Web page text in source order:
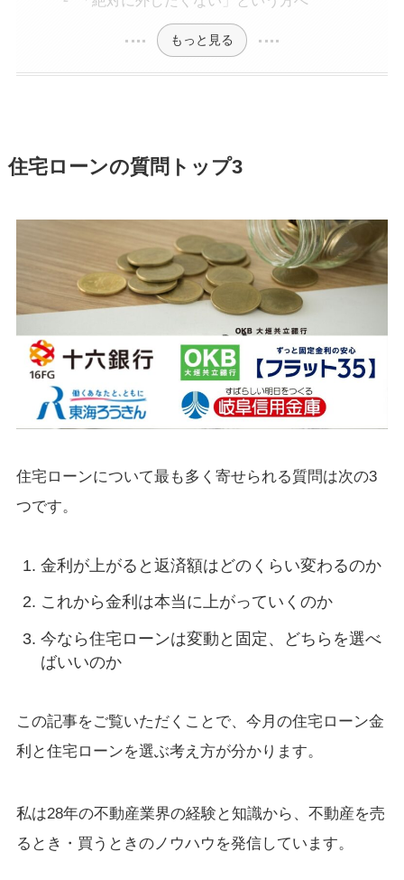
もっと見る
住宅ローンの質問トップ3
住宅ローンについて最も多く寄せられる質問は次の3
つです。
金利が上がると返済額はどのくらい変わるのか
これから金利は本当に上がっていくのか
今なら住宅ローンは変動と固定、どちらを選べ
ばいいのか
この記事をご覧いただくことで、今月の住宅ローン金
利と住宅ローンを選ぶ考え方が分かります。
私は28年の不動産業界の経験と知識から、不動産を売
るとき・買うときのノウハウを発信しています。